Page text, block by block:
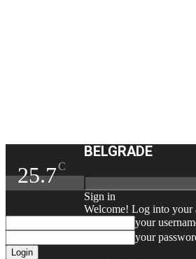
25.7C
BELGRADE
Sign in
Welcome! Log into your
your
your